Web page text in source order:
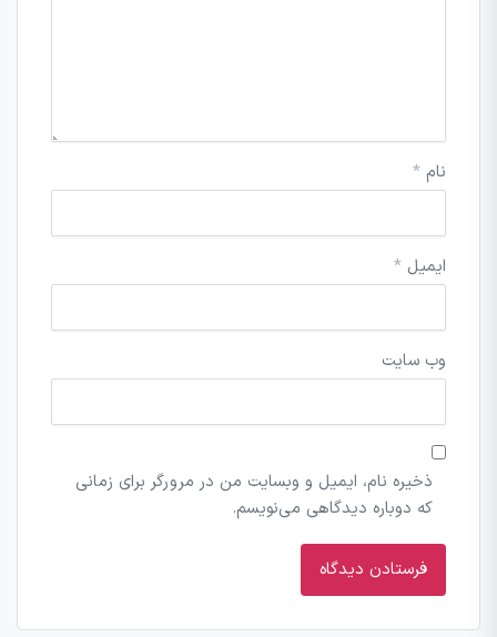
نام *
ایمیل *
وب‌ سایت
ذخیره نام، ایمیل و وبسایت من در مرورگر برای زمانی
که دوباره دیدگاهی می‌نویسم.